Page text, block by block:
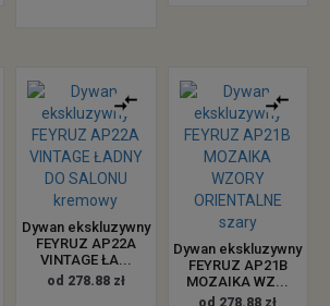
Dywan ekskluzywny
FEYRUZ AP22A
VINTAGE ŁA...
od 278.88 zł
Dywan ekskluzywny
FEYRUZ AP21B
MOZAIKA WZ...
od 278.88 zł